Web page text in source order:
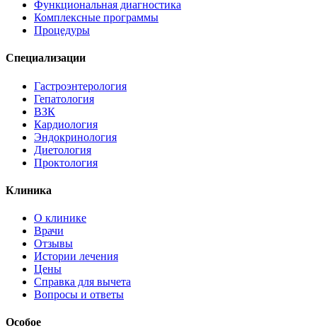
Функциональная диагностика
Комплексные программы
Процедуры
Специализации
Гастроэнтерология
Гепатология
ВЗК
Кардиология
Эндокринология
Диетология
Проктология
Клиника
О клинике
Врачи
Отзывы
Истории лечения
Цены
Справка для вычета
Вопросы и ответы
Особое